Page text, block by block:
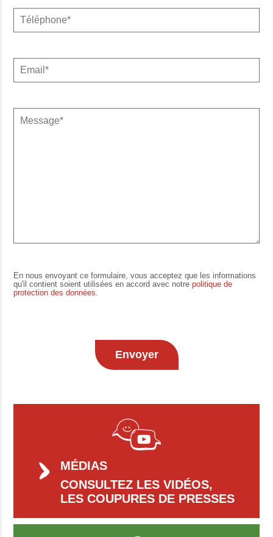
En nous envoyant ce formulaire, vous acceptez que les informations
qu'il contient soient utilisées en accord avec notrepolitique de
protection des données.
MÉDIAS
CONSULTEZ LES VIDÉOS,
LES COUPURES DE PRESSES